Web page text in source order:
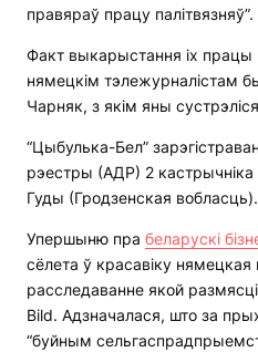
правяраў працу палітвязняў”.
Факт выкарыстання іх працы
нямецкім тэлежурналістам
Чарняк, з якім яны
“Цыбулька-Бел”
рэестры (АДР) 2 кастрычніка
Гуды (Гродзенская вобласць).
Упершыню пра беларускі
сёлета ў красавіку нямецкая
расследаванне якой
Bild. Адзначалася, што за
“буйным